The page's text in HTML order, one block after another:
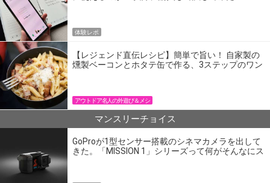
体験レポ
【レジェンド直伝レシピ】簡単で旨い！ 自家製の
燻製ベーコンとホタテ缶で作る、3ステップのワン
アウトドア名人の外遊び＆メシ
マンスリーチョイス
GoProが1型センサー搭載のシネマカメラを出して
きた。「MISSION 1」シリーズって何がそんなにス